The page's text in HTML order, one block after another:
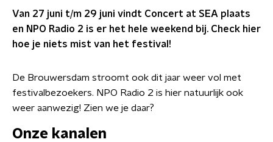
Van 27 juni t/m 29 juni vindt Concert at SEA plaats
en NPO Radio 2 is er het hele weekend bij. Check hier
hoe je niets mist van het festival!
De Brouwersdam stroomt ook dit jaar weer vol met
festivalbezoekers. NPO Radio 2 is hier natuurlijk ook
weer aanwezig! Zien we je daar?
Onze kanalen